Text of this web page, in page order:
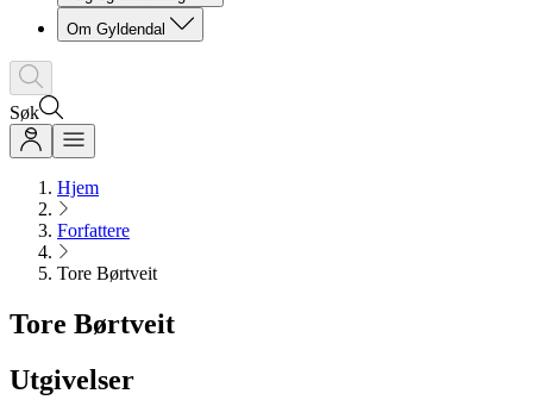
Om Gyldendal
Søk
Hjem
Forfattere
Tore Børtveit
Tore Børtveit
Utgivelser